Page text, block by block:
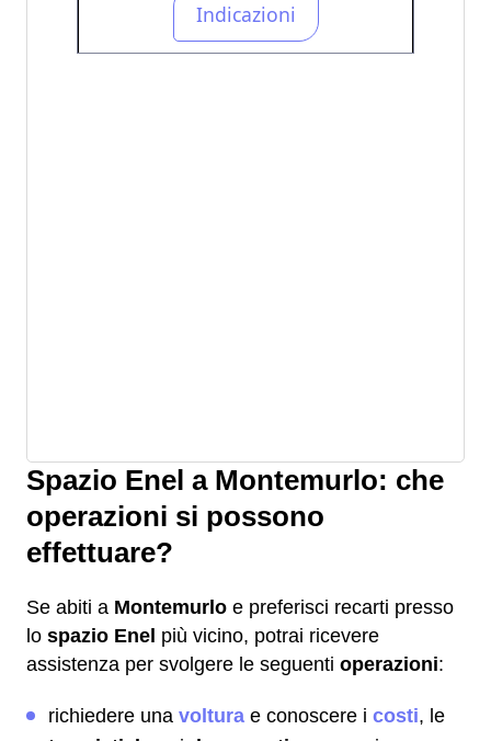
Spazio Enel a Montemurlo: che
operazioni si possono
effettuare?
Se abiti a Montemurlo e preferisci recarti presso
lo spazio Enel più vicino, potrai ricevere
assistenza per svolgere le seguenti operazioni:
richiedere una voltura e conoscere i costi, le